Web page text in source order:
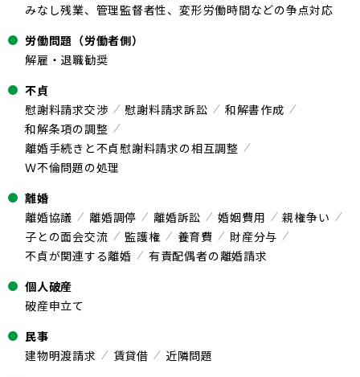
みなし残業、管理監督者性、変形労働時間などの争点対応
労働問題（労働者側）
解雇・退職勧奨
不貞
慰謝料請求交渉
慰謝料請求訴訟
和解書作成
和解条項の調整
離婚手続きと不貞慰謝料請求の相互調整
Ｗ不倫問題の処理
離婚
離婚協議
離婚調停 離婚訴訟 婚姻費用
親権争い
子との面会交流
監護権 養育費
財産分与
不貞が関連する離婚
有責配偶者の離婚請求
個人破産
破産申立て
民事
建物明渡請求
賃貸借
近隣問題